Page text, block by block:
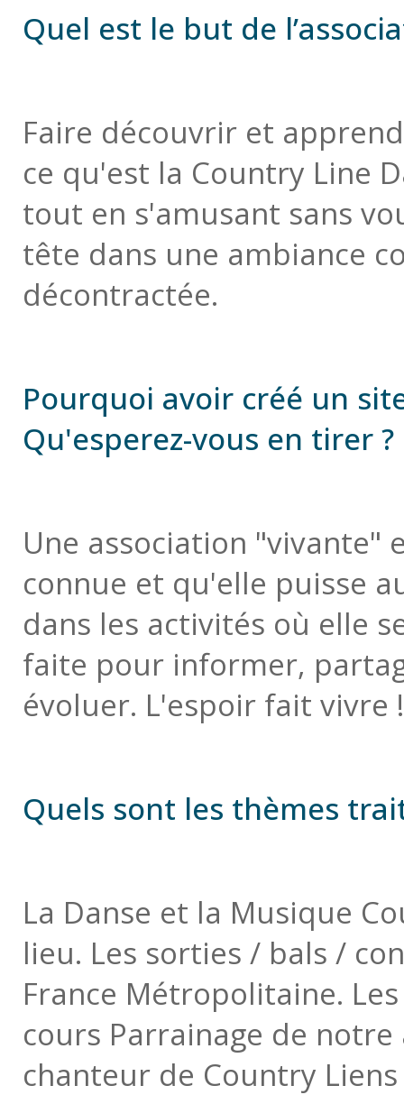
Quel est le but de
Faire découvrir et
ce qu'est la Country Line
tout en s'amusant sans
tête dans une ambiance
décontractée.
Pourquoi avoir créé un
Qu'esperez-vous en tirer ?
Une association "vivante"
connue et qu'elle puisse
dans les activités où elle
faite pour informer,
évoluer. L'espoir fait vivre !
Quels sont les thèmes
La Danse et la Musique
lieu. Les sorties / bals /
France Métropolitaine.
cours Parrainage de
chanteur de Country